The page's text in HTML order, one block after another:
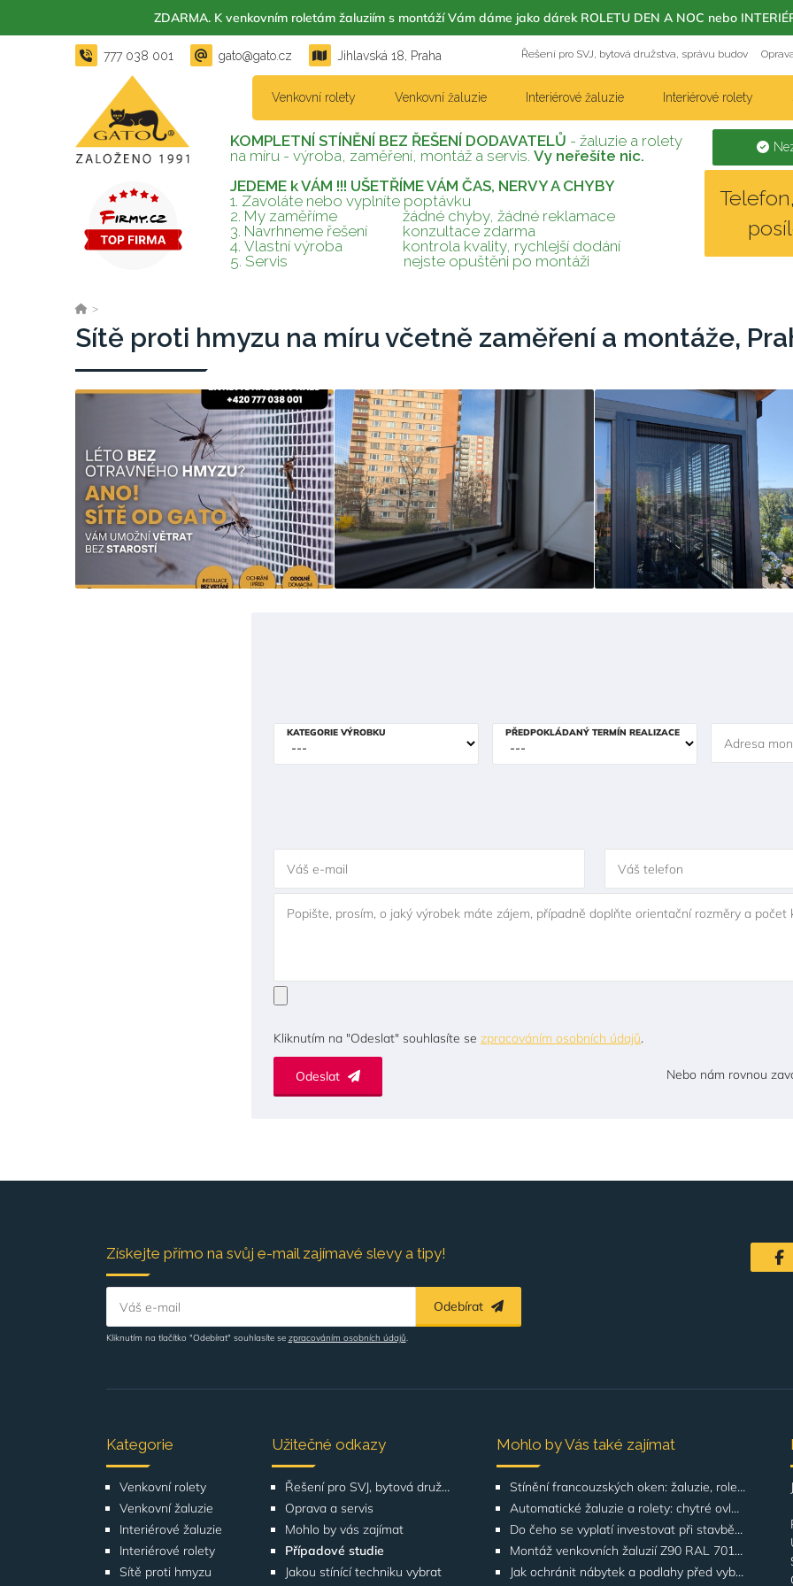
777 038 001 gato@gato.cz Jihlavská 18, Praha Řešení pro SVJ, bytová družstva, správu budov
Venkovní rolety Venkovní žaluzie Interiérové žaluzie Interiérové rolety
KOMPLETNÍ STÍNĚNÍ BEZ ŘEŠENÍ DODAVATELŮ - žaluzie a rolety
na míru - výroba, zaměření, montáž a servis. Vy neřešíte nic.
JEDEME k VÁM !!! UŠETŘÍME VÁM ČAS, NERVY A CHYBY
1. Zavoláte nebo vyplníte poptávku
2. My zaměříme
žádné chyby, žádné reklamace
3. Navrhneme řešení
konzultace zdarma
4. Vlastní výroba
kontrola kvality, rychlejší dodání
5. Servis nejste opuštěni po montáži
>
Sítě proti hmyzu na míru včetně zaměření a montáže,
KATEGORIE VÝROBKU PŘEDPOKLÁDANÝ TERMÍN REALIZACE
Adresa
Váš e-mail Váš telefon
Popište, prosím, o jaký výrobek máte zájem, případně doplňte orientační rozměry a počet
Kliknutím na "Odeslat" souhlasíte sezpracováním osobních údajů.
Nebo nám rovnou
Odeslat
Získejte přímo na svůj e-mail zajímavé slevy a tipy!
Váš e-mail Odebírat
Kliknutím na tlačítko "Odebírat" souhlasíte se zpracováním osobních údajů.
Kategorie
Venkovní rolety
Venkovní žaluzie
Interiérové žaluzie
Interiérové rolety
Sítě proti hmyzu
Užitečné odkazy
Řešení pro SVJ, bytová družstva, správu budov
Oprava a servis
Mohlo by vás zajímat
Případové studie
Jakou stínící techniku vybrat
Mohlo by Vás také zajímat
Stínění francouzských oken: žaluzie, rolety, screeny | GATO
Automatické žaluzie a rolety: chytré ovládání | GATO
Do čeho se vyplatí investovat při stavbě domu? Odborníci upozorňují na stínění oken
Montáž venkovních žaluzií Z90 RAL 7016 na rodinných domech | Případová studie
Jak ochránit nábytek a podlahy před vyblednutím od slunce
ZDARMA. K venkovním roletám žaluziím s montáží Vám dáme jako dárek ROLETU DEN A NOC nebo